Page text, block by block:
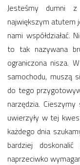
Jesteśmy dumni
największym atutem
nami współdziałać.
to tak nazywana
ograniczona nisza.
samochodu, muszą
do tego
narzędzia.
uwierzyły w tej
każdego dnia
bardziej
naprzeciwko